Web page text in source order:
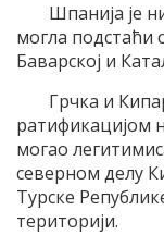
Шпанија је
могла подстаћи
Баварској и
Грчка и
ратификацијом
могао
северном делу
Турске
територији.